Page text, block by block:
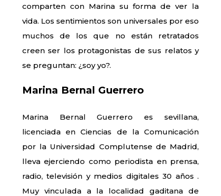
comparten con Marina su forma de ver la
vida. Los sentimientos son universales por eso
muchos de los que no están retratados
creen ser los protagonistas de sus relatos y
se preguntan: ¿soy yo?.
Marina Bernal Guerrero
Marina Bernal Guerrero es sevillana,
licenciada en Ciencias de la Comunicación
por la Universidad Complutense de Madrid,
lleva ejerciendo como periodista en prensa,
radio, televisión y medios digitales 30 años .
Muy vinculada a la localidad gaditana de